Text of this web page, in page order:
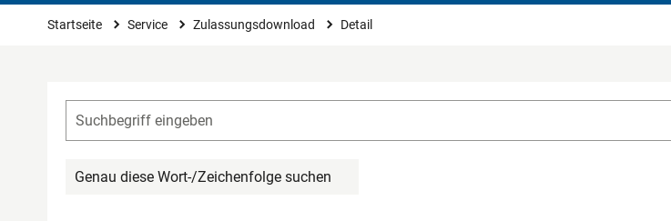
Sie sind hier
Startseite Service Zulassungsdownload Detail
Genau diese Wort-/Zeichenfolge suchen